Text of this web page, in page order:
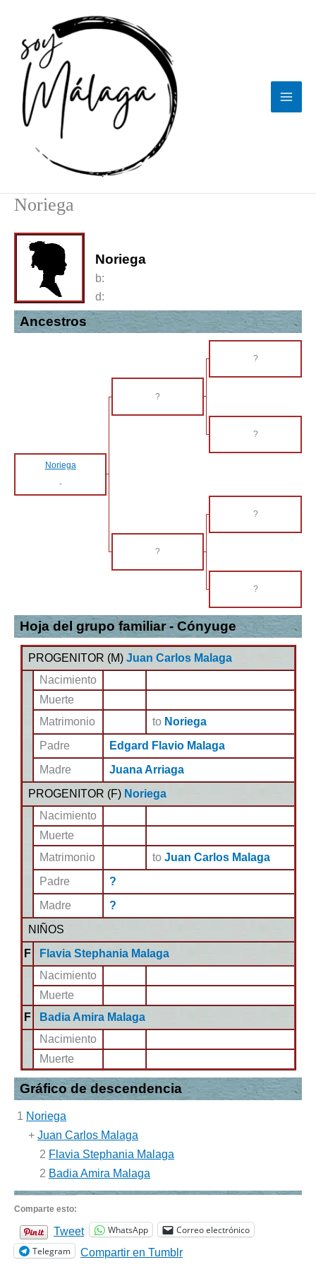
contenido
Noriega
Noriega
b:
d:
Ancestros
?
?
?
Noriega
-
?
?
?
Hoja del grupo familiar - Cónyuge
PROGENITOR (M) Juan Carlos Malaga
Nacimiento
Muerte
Matrimonio
to Noriega
Padre
Edgard Flavio Malaga
Madre
Juana Arriaga
PROGENITOR (F) Noriega
Nacimiento
Muerte
Matrimonio
to Juan Carlos Malaga
Padre
?
Madre
?
NIÑOS
F
Flavia Stephania Malaga
Nacimiento
Muerte
F
Badia Amira Malaga
Nacimiento
Muerte
Gráfico de descendencia
1 Noriega
+ Juan Carlos Malaga
2 Flavia Stephania Malaga
2 Badia Amira Malaga
Comparte esto:
Tweet WhatsApp
Correo electrónico
Telegram
Compartir en Tumblr